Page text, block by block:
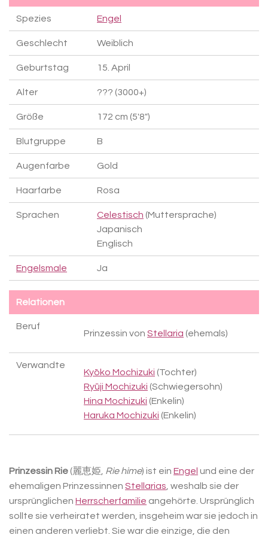
Spezies Engel
Geschlecht Weiblich
Geburtstag 15. April
Alter ??? (3000+)
Größe 172 cm (5'8")
Blutgruppe B
Augenfarbe Gold
Haarfarbe Rosa
Sprachen Celestisch (Muttersprache)
Japanisch
Englisch
Engelsmale Ja
Relationen
Beruf
Prinzessin von Stellaria (ehemals)
Verwandte
Kyōko Mochizuki (Tochter)
Ryūji Mochizuki (Schwiegersohn)
Hina Mochizuki (Enkelin)
Haruka Mochizuki (Enkelin)
Prinzessin Rie(麗恵姫, Rie hime) ist ein Engel und eine der
ehemaligen Prinzessinnen Stellarias , weshalb sie der
ursprünglichen Herrscherfamilie angehörte. Ursprünglich
sollte sie verheiratet werden, insgeheim war sie jedoch in
einen anderen verliebt. Sie war die einzige, die den